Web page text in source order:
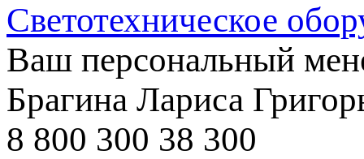
Светотехническое
Ваш персональный
Брагина Лариса
8 800 300 38 300